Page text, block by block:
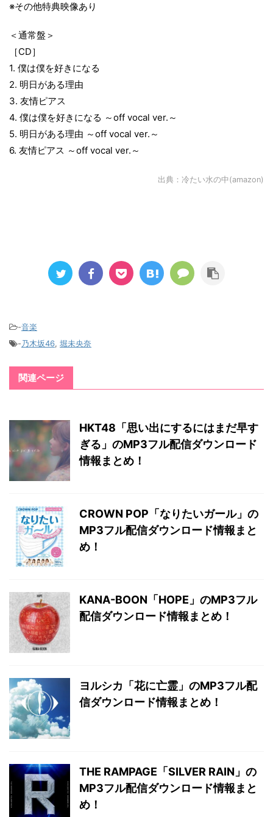
※その他特典映像あり
＜通常盤＞
［CD］
1. 僕は僕を好きになる
2. 明日がある理由
3. 友情ピアス
4. 僕は僕を好きになる ～off vocal ver.～
5. 明日がある理由 ～off vocal ver.～
6. 友情ピアス ～off vocal ver.～
出典： 冷たい水の中(amazon)
-音楽
-乃木坂46, 堀未央奈
関連ページ
HKT48「思い出にするにはまだ早す
ぎる」のMP3フル配信ダウンロード
情報まとめ！
CROWN POP「なりたいガール」の
MP3フル配信ダウンロード情報まと
め！
KANA-BOON「HOPE」のMP3フル
配信ダウンロード情報まとめ！
ヨルシカ「花に亡霊」のMP3フル配
信ダウンロード情報まとめ！
THE RAMPAGE「SILVER RAIN」の
MP3フル配信ダウンロード情報まと
め！